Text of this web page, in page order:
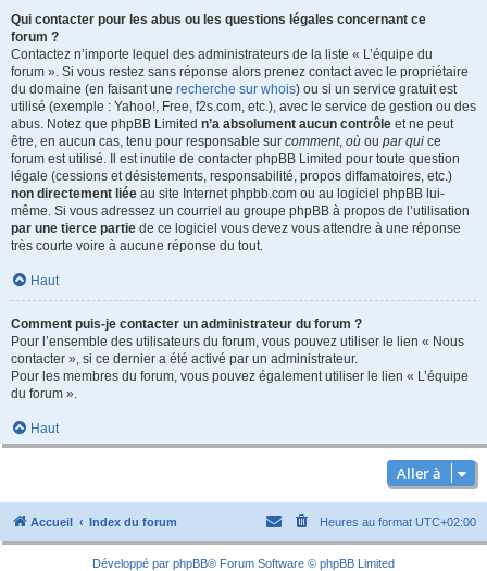
Qui contacter pour les abus ou les questions légales concernant ce
forum ?
Contactez n’importe lequel des administrateurs de la liste « L’équipe du
forum ». Si vous restez sans réponse alors prenez contact avec le propriétaire
du domaine (en faisant une recherche sur whois) ou si un service gratuit est
utilisé (exemple : Yahoo!, Free, f2s.com, etc.), avec le service de gestion ou des
abus. Notez que phpBB Limited n’a absolument aucun contrôle et ne peut
être, en aucun cas, tenu pour responsable sur comment, où ou par qui ce
forum est utilisé. Il est inutile de contacter phpBB Limited pour toute question
légale (cessions et désistements, responsabilité, propos diffamatoires, etc.)
non directement liée au site Internet phpbb.com ou au logiciel phpBB lui-
même. Si vous adressez un courriel au groupe phpBB à propos de l’utilisation
par une tierce partie de ce logiciel vous devez vous attendre à une réponse
très courte voire à aucune réponse du tout.
Haut
Comment puis-je contacter un administrateur du forum ?
Pour l’ensemble des utilisateurs du forum, vous pouvez utiliser le lien « Nous
contacter », si ce dernier a été activé par un administrateur.
Pour les membres du forum, vous pouvez également utiliser le lien « L’équipe
du forum ».
Haut
Aller à
Accueil Index du forum Heures au format UTC+02:00
Développé par phpBB® Forum Software © phpBB Limited